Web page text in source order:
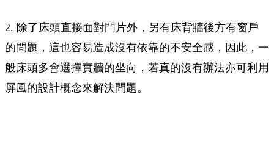
2. 除了床頭直接面對門片外，另有床背牆後方有窗戶
的問題，這也容易造成沒有依靠的不安全感，因此，一
般床頭多會選擇實牆的坐向，若真的沒有辦法亦可利用
屏風的設計概念來解決問題。